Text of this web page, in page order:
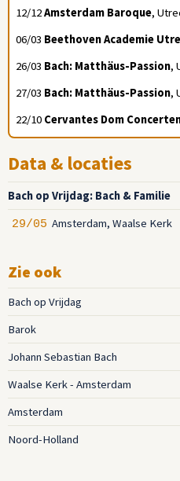
12/12Amsterdam Baroque,
06/03 Beethoven Academie
26/03 Bach: Matthäus-Passion,
27/03 Bach: Matthäus-Passion,
22/10 Cervantes Dom
Data & locaties
Bach op Vrijdag: Bach & Familie
29/05 Amsterdam, Waalse Kerk
Zie ook
Bach op Vrijdag
Barok
Johann Sebastian Bach
Waalse Kerk - Amsterdam
Amsterdam
Noord-Holland